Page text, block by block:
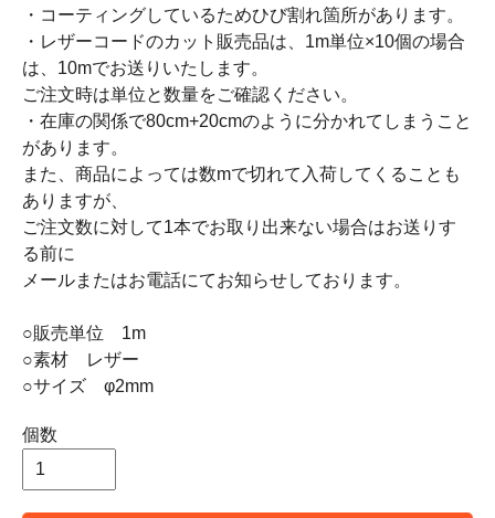
・コーティングしているためひび割れ箇所があります。
・レザーコードのカット販売品は、1m単位×10個の場合
は、10mでお送りいたします。
ご注文時は単位と数量をご確認ください。
・在庫の関係で80cm+20cmのように分かれてしまうこと
があります。
また、商品によっては数mで切れて入荷してくることも
ありますが、
ご注文数に対して1本でお取り出来ない場合はお送りす
る前に
メールまたはお電話にてお知らせしております。
○販売単位 1m
○素材 レザー
○サイズ φ2mm
個数